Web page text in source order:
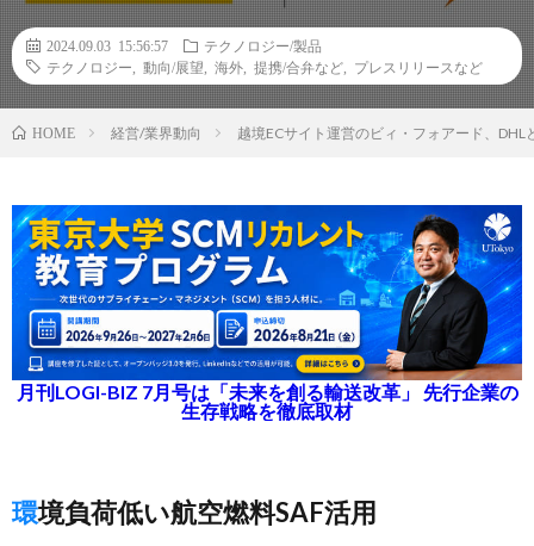
2024.09.03 15:56:57
テクノロジー/製品
テクノロジー
動向/展望 海外 提携/合弁など プレスリリースなど
HOME 経営/業界動向 越境ECサイト運営のビィ・フォアード、
月刊LOGI-BIZ 7月号は「未来を創る輸送改革」 先行企業の
生存戦略を徹底取材
環境負荷低い航空燃料SAF活用